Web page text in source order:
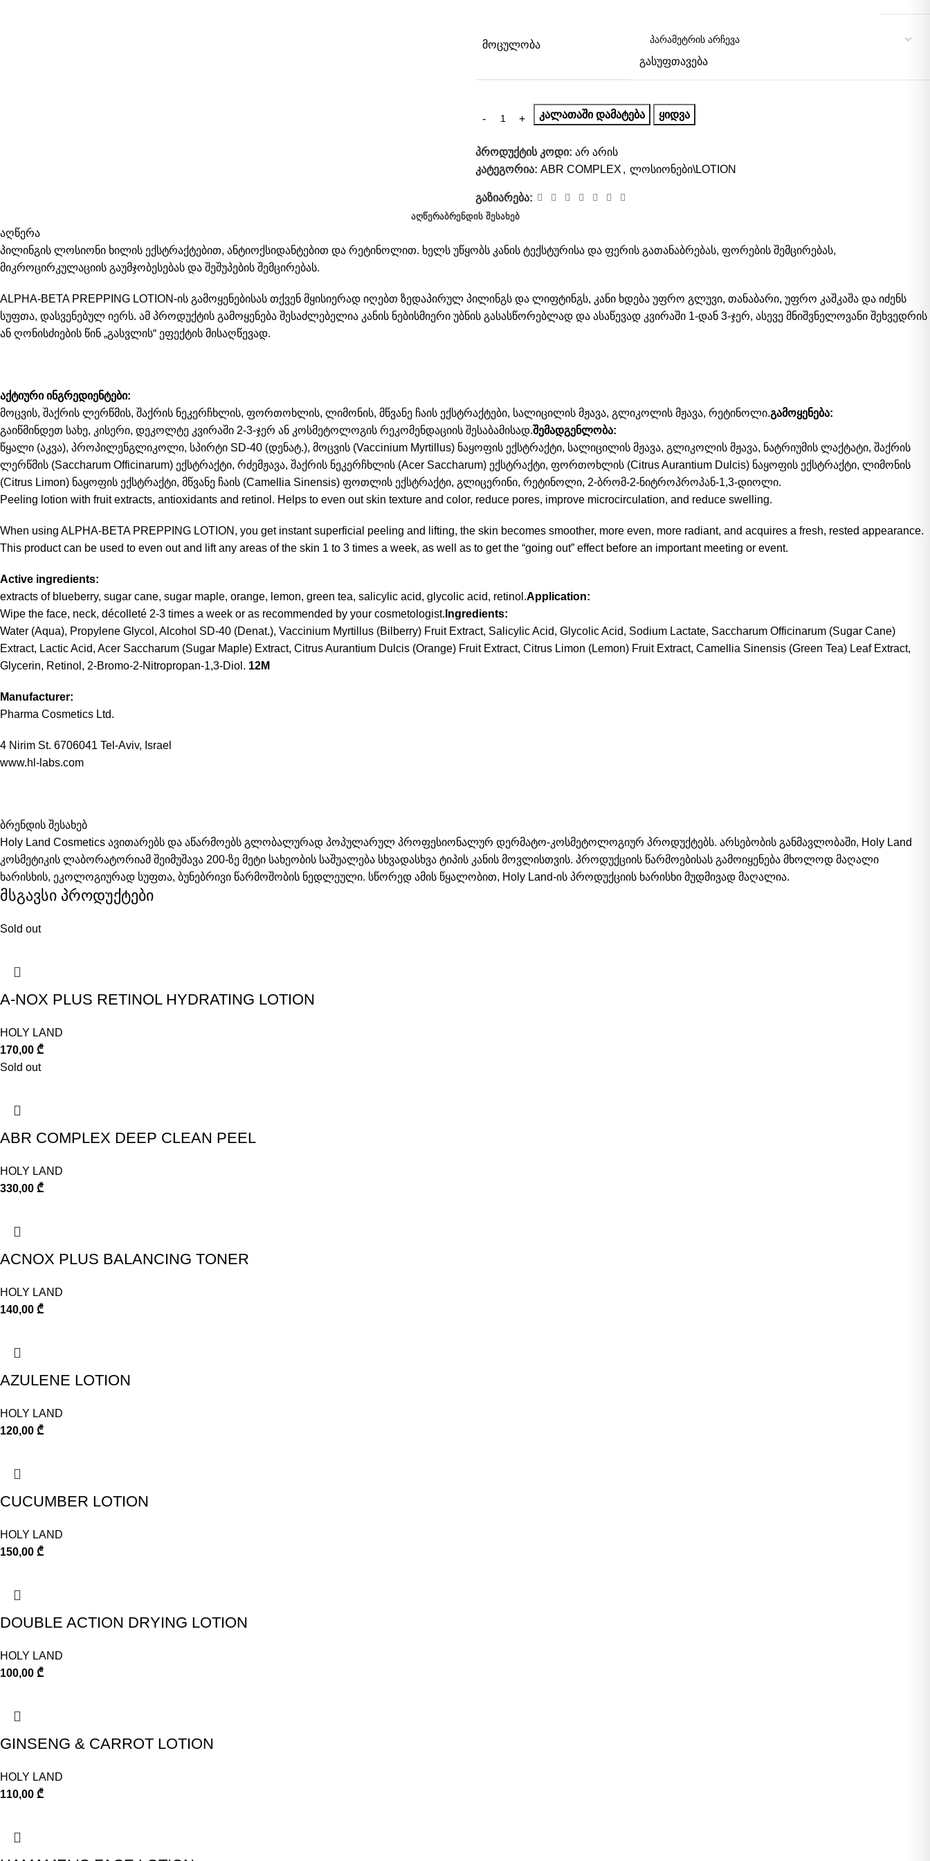
ᲛᲝᲪᲣᲚᲝᲑᲐ
გასუფთავება
ᲙᲐᲚᲐᲗᲐᲨᲘ ᲓᲐᲛᲐᲢᲔᲑᲐ ᲧᲘᲓᲕᲐ
პროდუქტის კოდი: არ არის
კატეგორია: ABR COMPLEX , ლოსიონები\LOTION
გაზიარება:
ᲐᲦᲬᲔᲠᲐᲑᲠᲔᲜᲓᲘᲡ ᲨᲔᲡᲐᲮᲔᲑ
აღწერა
პილინგის ლოსიონი ხილის ექსტრაქტებით, ანტიოქსიდანტებით და რეტინოლით. ხელს უწყობს კანის ტექსტურისა და ფერის გათანაბრებას, ფორების შემცირებას,
მიკროცირკულაციის გაუმჯობესებას და შეშუპების შემცირებას.
ALPHA-BETA PREPPING LOTION-ის გამოყენებისას თქვენ მყისიერად იღებთ ზედაპირულ პილინგს და ლიფტინგს, კანი ხდება უფრო გლუვი, თანაბარი, უფრო კაშკაშა და იძენს
სუფთა, დასვენებულ იერს. ამ პროდუქტის გამოყენება შესაძლებელია კანის ნებისმიერი უბნის გასასწორებლად და ასაწევად კვირაში 1-დან 3-ჯერ, ასევე მნიშვნელოვანი შეხვედრის
ან ღონისძიების წინ „გასვლის“ ეფექტის მისაღწევად.
აქტიური ინგრედიენტები:
მოცვის, შაქრის ლერწმის, შაქრის ნეკერჩხლის, ფორთოხლის, ლიმონის, მწვანე ჩაის ექსტრაქტები, სალიცილის მჟავა, გლიკოლის მჟავა, რეტინოლი.გამოყენება:
გაიწმინდეთ სახე, კისერი, დეკოლტე კვირაში 2-3-ჯერ ან კოსმეტოლოგის რეკომენდაციის შესაბამისად.შემადგენლობა:
წყალი (აკვა), პროპილენგლიკოლი, სპირტი SD-40 (დენატ.), მოცვის (Vaccinium Myrtillus) ნაყოფის ექსტრაქტი, სალიცილის მჟავა, გლიკოლის მჟავა, ნატრიუმის ლაქტატი, შაქრის
ლერწმის (Saccharum Officinarum) ექსტრაქტი, რძემჟავა, შაქრის ნეკერჩხლის (Acer Saccharum) ექსტრაქტი, ფორთოხლის (Citrus Aurantium Dulcis) ნაყოფის ექსტრაქტი, ლიმონის
(Citrus Limon) ნაყოფის ექსტრაქტი, მწვანე ჩაის (Camellia Sinensis) ფოთლის ექსტრაქტი, გლიცერინი, რეტინოლი, 2-ბრომ-2-ნიტროპროპან-1,3-დიოლი.
Peeling lotion with fruit extracts, antioxidants and retinol. Helps to even out skin texture and color, reduce pores, improve microcirculation, and reduce swelling.
When using ALPHA-BETA PREPPING LOTION, you get instant superficial peeling and lifting, the skin becomes smoother, more even, more radiant, and acquires a fresh, rested appearance.
This product can be used to even out and lift any areas of the skin 1 to 3 times a week, as well as to get the “going out” effect before an important meeting or event.
Active ingredients:
extracts of blueberry, sugar cane, sugar maple, orange, lemon, green tea, salicylic acid, glycolic acid, retinol.Application:
Wipe the face, neck, décolleté 2-3 times a week or as recommended by your cosmetologist. Ingredients:
Water (Aqua), Propylene Glycol, Alcohol SD-40 (Denat.), Vaccinium Myrtillus (Bilberry) Fruit Extract, Salicylic Acid, Glycolic Acid, Sodium Lactate, Saccharum Officinarum (Sugar Cane)
Extract, Lactic Acid, Acer Saccharum (Sugar Maple) Extract, Citrus Aurantium Dulcis (Orange) Fruit Extract, Citrus Limon (Lemon) Fruit Extract, Camellia Sinensis (Green Tea) Leaf Extract,
Glycerin, Retinol, 2-Bromo-2-Nitropropan-1,3-Diol. 12M
Manufacturer:
Pharma Cosmetics Ltd.
4 Nirim St. 6706041 Tel-Aviv, Israel
www.hl-labs.com
ბრენდის შესახებ
Holy Land Cosmetics ავითარებს და აწარმოებს გლობალურად პოპულარულ პროფესიონალურ დერმატო-კოსმეტოლოგიურ პროდუქტებს. არსებობის განმავლობაში, Holy Land
კოსმეტიკის ლაბორატორიამ შეიმუშავა 200-ზე მეტი სახეობის საშუალება სხვადასხვა ტიპის კანის მოვლისთვის. პროდუქციის წარმოებისას გამოიყენება მხოლოდ მაღალი
ხარისხის, ეკოლოგიურად სუფთა, ბუნებრივი წარმოშობის ნედლეული. სწორედ ამის წყალობით, Holy Land-ის პროდუქციის ხარისხი მუდმივად მაღალია.
მსგავსი პროდუქტები
Sold out
A-NOX PLUS RETINOL HYDRATING LOTION
HOLY LAND
170,00 ₾
Sold out
ABR COMPLEX DEEP CLEAN PEEL
HOLY LAND
330,00 ₾
ACNOX PLUS BALANCING TONER
HOLY LAND
140,00 ₾
AZULENE LOTION
HOLY LAND
120,00 ₾
CUCUMBER LOTION
HOLY LAND
150,00 ₾
DOUBLE ACTION DRYING LOTION
HOLY LAND
100,00 ₾
GINSENG & CARROT LOTION
HOLY LAND
110,00 ₾